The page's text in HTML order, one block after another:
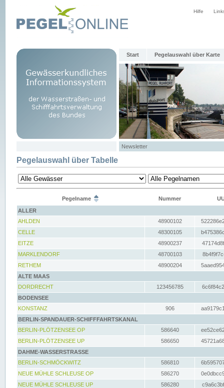
Hilfe
Start Pegelauswahl über Karte
Newsletter
Pegelauswahl über Tabelle
Pegelname Nummer
ALLER
AHLDEN
48900102
CELLE
48300105
EITZE
48900237
MARKLENDORF
48700103
RETHEM
48900204
ALTE MAAS
DORDRECHT
123456785
BODENSEE
KONSTANZ
906
BERLIN-SPANDAUER-SCHIFFFAHRTSKANAL
BERLIN-PLÖTZENSEE OP
586640
BERLIN-PLÖTZENSEE UP
586650
DAHME-WASSERSTRASSE
BERLIN-SCHMÖCKWITZ
586810
NEUE MÜHLE SCHLEUSE OP
586270
NEUE MÜHLE SCHLEUSE UP
586280